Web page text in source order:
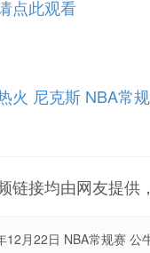
点此观看
火 尼克斯 NBA常
链接均由网友提供
12月22日 NBA常规赛 公